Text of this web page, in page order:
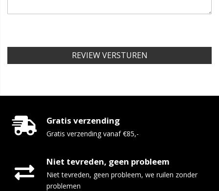
REVIEW VERSTUREN
Gratis verzending
Gratis verzending vanaf €85,-
Niet tevreden, geen probleem
Niet tevreden, geen probleem, we ruilen zonder
problemen